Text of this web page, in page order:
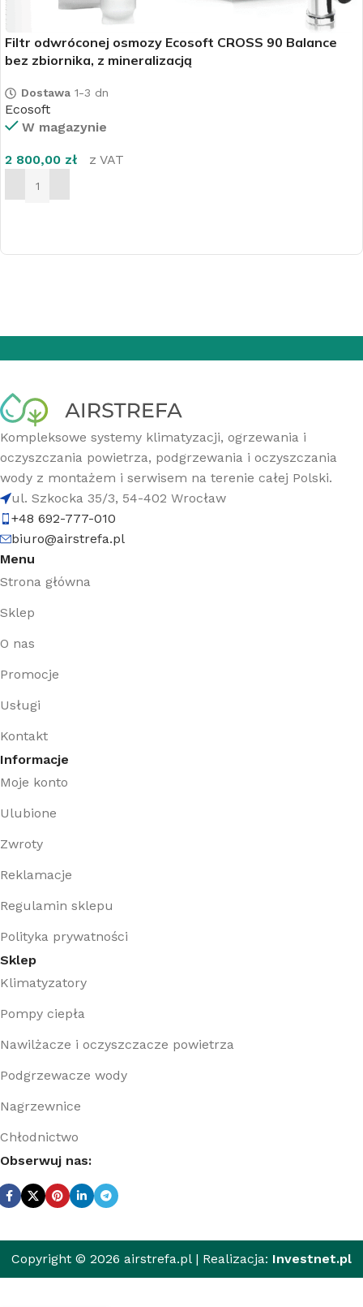
Filtr odwróconej osmozy Ecosoft CROSS 90 Balance
bez zbiornika, z mineralizacją
Dostawa 1-3 dn
Ecosoft
W magazynie
2 800,00 zł z VAT
DODAJ DO KOSZYKA
Kompleksowe systemy klimatyzacji, ogrzewania i
oczyszczania powietrza, podgrzewania i oczyszczania
wody z montażem i serwisem na terenie całej Polski.
ul. Szkocka 35/3, 54-402 Wrocław
+48 692-777-010
biuro@airstrefa.pl
Menu
Strona główna
Sklep
O nas
Promocje
Usługi
Kontakt
Informacje
Moje konto
Ulubione
Zwroty
Reklamacje
Regulamin sklepu
Polityka prywatności
Sklep
Klimatyzatory
Pompy ciepła
Nawilżacze i oczyszczacze powietrza
Podgrzewacze wody
Nagrzewnice
Chłodnictwo
Obserwuj nas:
Copyright © 2026 airstrefa.pl | Realizacja: Investnet.pl
Ecosoft
1